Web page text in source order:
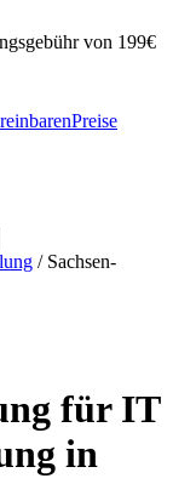
von 199€
Preise
/ Sachsen-
für IT
in